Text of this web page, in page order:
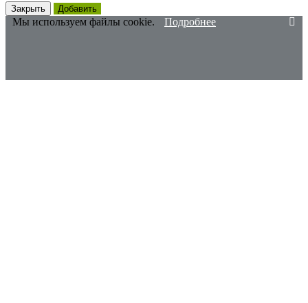
Закрыть Добавить
Мы используем файлы cookie. Подробнее